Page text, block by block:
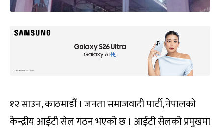
१२ साउन, काठमाडौं । जनता समाजवादी पार्टी, नेपालको
केन्द्रीय आईटी सेल गठन भएको छ । आईटी सेलको प्रमुखमा